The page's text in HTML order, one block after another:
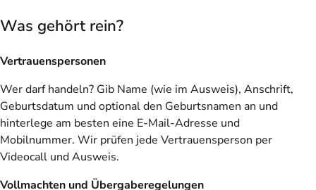
Was gehört rein?
Vertrauenspersonen
Wer darf handeln? Gib Name (wie im Ausweis), Anschrift,
Geburtsdatum und optional den Geburtsnamen an und
hinterlege am besten eine E-Mail-Adresse und
Mobilnummer. Wir prüfen jede Vertrauensperson per
Videocall und Ausweis.
Vollmachten und Übergaberegelungen